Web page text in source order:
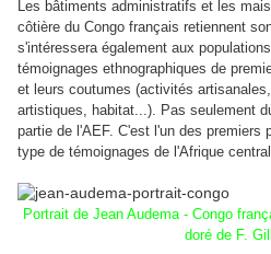
Les bâtiments administratifs et les
côtière du Congo français retiennent
s'intéressera également aux
témoignages ethnographiques de
et leurs coutumes (activités
artistiques, habitat...). Pas seulement
partie de l'AEF. C'est l'un des premiers
type de témoignages de l'Afrique
Portrait de Jean Audema - Congo
doré de F.